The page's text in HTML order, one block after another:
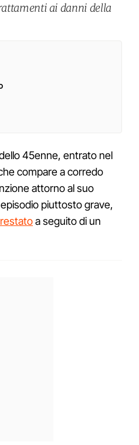
ai danni della
45enne, entrato nel
compare a corredo
attorno al suo
piuttosto grave,
a seguito di un